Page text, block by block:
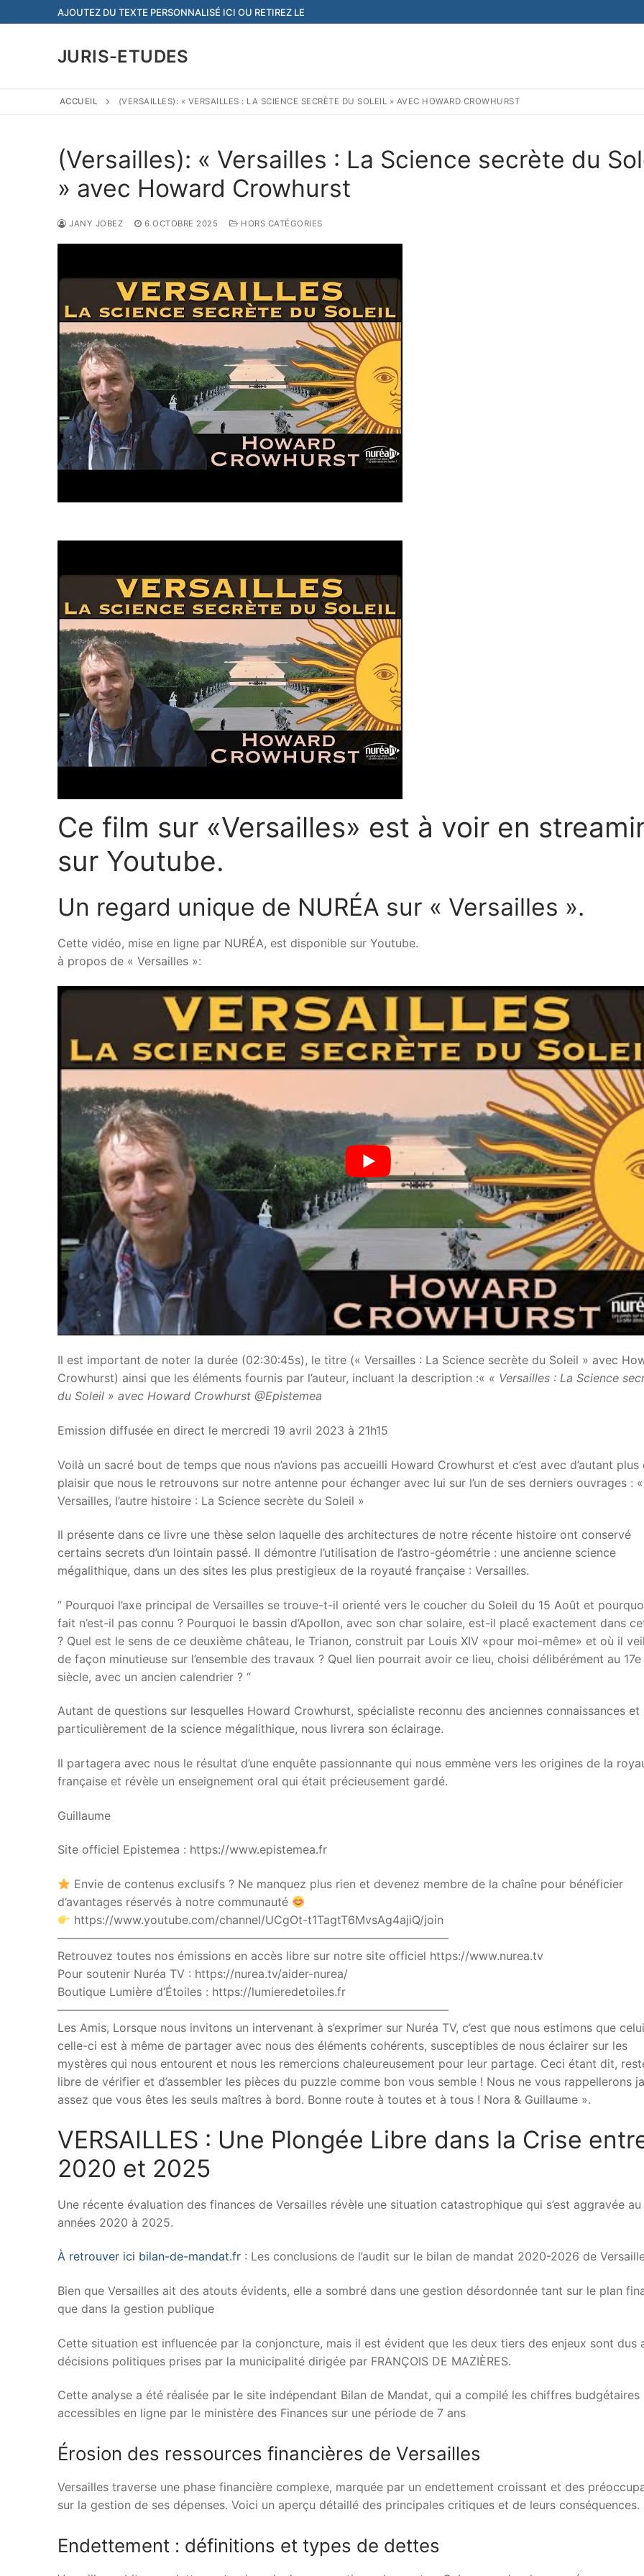
au
AJOUTEZ DU TEXTE PERSONNALISÉ ICI OU RETIREZ LE
JURIS-ETUDES
ACCUEIL (VERSAILLES): « VERSAILLES : LA SCIENCE SECRÈTE DU SOLEIL » AVEC HOWARD CROWHURST
(Versailles): « Versailles : La Science secrète du
» avec Howard Crowhurst
JANY JOBEZ 6 OCTOBRE 2025 HORS CATÉGORIES
Ce film sur «Versailles» est à voir en
sur Youtube.
Un regard unique de NURÉA sur « Versailles ».
Cette vidéo, mise en ligne par NURÉA, est disponible sur Youtube.
à propos de « Versailles »:
Il est important de noter la durée (02:30:45s), le titre (« Versailles : La Science secrète du Soleil » avec
Crowhurst) ainsi que les éléments fournis par l’auteur, incluant la description :« « Versailles : La Science
du Soleil » avec Howard Crowhurst @Epistemea
Emission diffusée en direct le mercredi 19 avril 2023 à 21h15
Voilà un sacré bout de temps que nous n’avions pas accueilli Howard Crowhurst et c’est avec d’autant plus
plaisir que nous le retrouvons sur notre antenne pour échanger avec lui sur l’un de ses derniers ouvrages : «
Versailles, l’autre histoire : La Science secrète du Soleil »
Il présente dans ce livre une thèse selon laquelle des architectures de notre récente histoire ont conservé
certains secrets d’un lointain passé. Il démontre l’utilisation de l’astro-géométrie : une ancienne science
mégalithique, dans un des sites les plus prestigieux de la royauté française : Versailles.
” Pourquoi l’axe principal de Versailles se trouve-t-il orienté vers le coucher du Soleil du 15 Août et
fait n’est-il pas connu ? Pourquoi le bassin d’Apollon, avec son char solaire, est-il placé exactement dans
? Quel est le sens de ce deuxième château, le Trianon, construit par Louis XIV «pour moi-même» et où il
de façon minutieuse sur l’ensemble des travaux ? Quel lien pourrait avoir ce lieu, choisi délibérément au 17e
siècle, avec un ancien calendrier ? “
Autant de questions sur lesquelles Howard Crowhurst, spécialiste reconnu des anciennes connaissances et
particulièrement de la science mégalithique, nous livrera son éclairage.
Il partagera avec nous le résultat d’une enquête passionnante qui nous emmène vers les origines de la
française et révèle un enseignement oral qui était précieusement gardé.
Guillaume
Site officiel Epistemea : https://www.epistemea.fr
Envie de contenus exclusifs ? Ne manquez plus rien et devenez membre de la chaîne pour bénéficier
d’avantages réservés à notre communauté
https://www.youtube.com/channel/UCgOt-t1TagtT6MvsAg4ajiQ/join
——————————————————————————————————
Retrouvez toutes nos émissions en accès libre sur notre site officiel https://www.nurea.tv
Pour soutenir Nuréa TV : https://nurea.tv/aider-nurea/
Boutique Lumière d’Étoiles : https://lumieredetoiles.fr
——————————————————————————————————
Les Amis, Lorsque nous invitons un intervenant à s’exprimer sur Nuréa TV, c’est que nous estimons que
celle-ci est à même de partager avec nous des éléments cohérents, susceptibles de nous éclairer sur les
mystères qui nous entourent et nous les remercions chaleureusement pour leur partage. Ceci étant dit,
libre de vérifier et d’assembler les pièces du puzzle comme bon vous semble ! Nous ne vous rappellerons
assez que vous êtes les seuls maîtres à bord. Bonne route à toutes et à tous ! Nora & Guillaume ».
VERSAILLES : Une Plongée Libre dans la Crise
2020 et 2025
Une récente évaluation des finances de Versailles révèle une situation catastrophique qui s’est aggravée
années 2020 à 2025.
À retrouver ici bilan-de-mandat.fr : Les conclusions de l’audit sur le bilan de mandat 2020-2026 de
Bien que Versailles ait des atouts évidents, elle a sombré dans une gestion désordonnée tant sur le plan
que dans la gestion publique
Cette situation est influencée par la conjoncture, mais il est évident que les deux tiers des enjeux sont dus
décisions politiques prises par la municipalité dirigée par FRANÇOIS DE MAZIÈRES.
Cette analyse a été réalisée par le site indépendant Bilan de Mandat, qui a compilé les chiffres budgétaires
accessibles en ligne par le ministère des Finances sur une période de 7 ans
Érosion des ressources financières de Versailles
Versailles traverse une phase financière complexe, marquée par un endettement croissant et des
sur la gestion de ses dépenses. Voici un aperçu détaillé des principales critiques et de leurs conséquences.
Endettement : définitions et types de dettes